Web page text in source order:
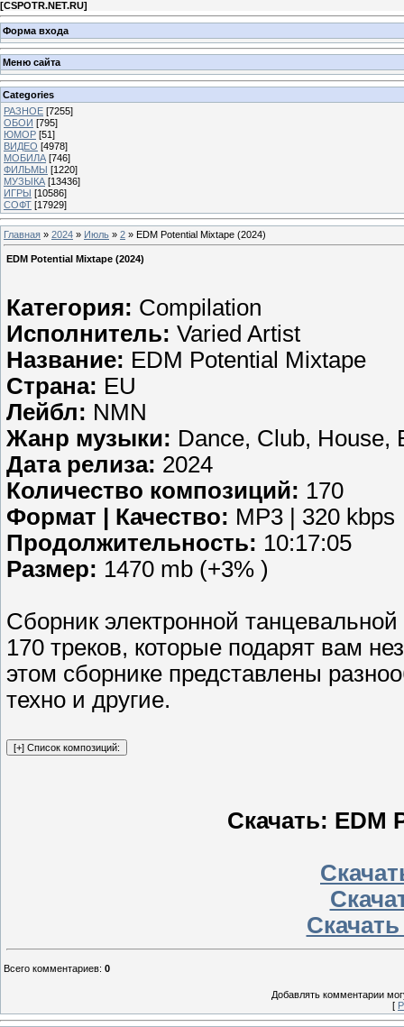
[CSPOTR.NET.RU]
Форма входа
Меню сайта
Categories
РАЗНОЕ [7255]
ОБОИ [795]
ЮМОР [51]
ВИДЕО [4978]
МОБИЛА [746]
ФИЛЬМЫ [1220]
МУЗЫКА [13436]
ИГРЫ [10586]
СОФТ [17929]
Главная » 2024 » Июль » 2 » EDM Potential Mixtape (2024)
EDM Potential Mixtape (2024)
Категория: Compilation
Исполнитель: Varied Artist
Название: EDM Potential Mixtape
Страна: EU
Лейбл: NMN
Жанр музыки: Dance, Club, House,
Дата релиза: 2024
Количество композиций: 170
Формат | Качество: MP3 | 320 kbps
Продолжительность: 10:17:05
Размер: 1470 mb (+3% )
Сборник электронной
170 треков, которые подарят вам
этом сборнике представлены
техно и другие.
Скачать: EDM
Всего комментариев: 0
Добавлять комментарии
[